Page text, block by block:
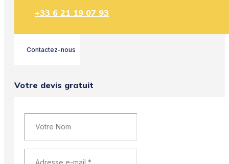
+33 6 21 19 07 93
Contactez-nous
Votre devis gratuit